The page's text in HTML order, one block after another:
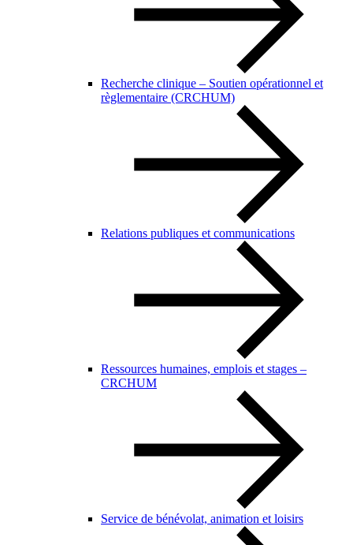
Recherche clinique – Soutien opérationnel et
règlementaire (CRCHUM)
Relations publiques et communications
Ressources humaines, emplois et stages –
CRCHUM
Service de bénévolat, animation et loisirs